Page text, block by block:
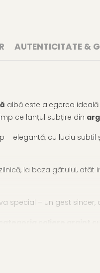
AUTENTICITATE &
albă este alegerea
ce lanțul subțire din
– elegantă, cu luciu
la baza gâtului,
special – un gest